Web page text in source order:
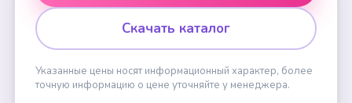
Скачать каталог
Указанные цены носят информационный характер, более
точную информацию о цене уточняйте у менеджера.